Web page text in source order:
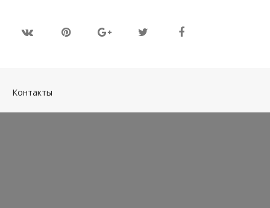
Контакты